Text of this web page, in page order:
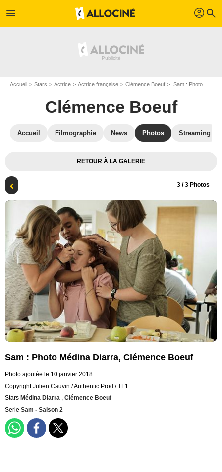
menu profil search
Accueil Stars Actrice Actrice française Clémence Boeuf Sam : Photo Médina Diarra, Clémence Boeuf
Clémence Boeuf
Accueil Filmographie News Photos Streaming
RETOUR À LA GALERIE
3 / 3 Photos
Sam : Photo Médina Diarra, Clémence Boeuf
Photo ajoutée le 10 janvier 2018
Copyright Julien Cauvin / Authentic Prod / TF1
Stars Médina Diarra , Clémence Boeuf
Serie Sam - Saison 2